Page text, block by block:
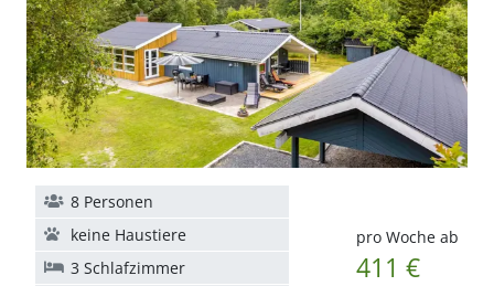
pro Woche ab
411 €
8 Personen
keine Haustiere
3 Schlafzimmer